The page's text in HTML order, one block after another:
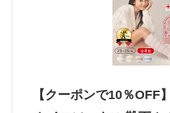
【クーポンで10％OFF